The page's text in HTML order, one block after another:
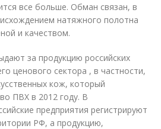
все больше. Обман связан, в
натяжного полотна
и качеством.
за продукцию российских
ценового сектора , в частности,
кож, который
ПВХ в 2012 году. В
предприятия регистрируют
РФ, а продукцию,